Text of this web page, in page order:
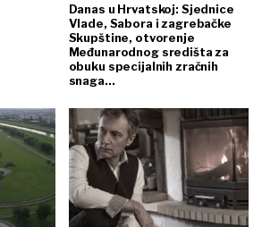
Danas u Hrvatskoj: Sjednice
Vlade, Sabora i zagrebačke
Skupštine, otvorenje
Međunarodnog središta za
obuku specijalnih zračnih
snaga...